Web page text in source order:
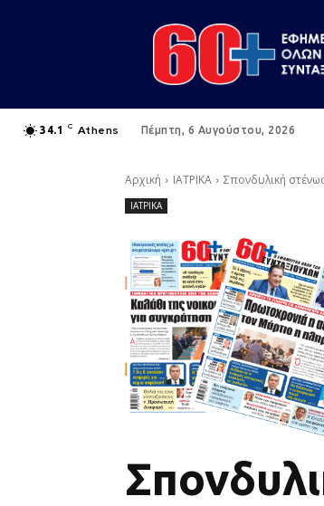
34.1 C Athens Πέμπτη, 6 Αυγούστου, 2026
Αρχική ΙΑΤΡΙΚΑ Σπονδυλική
ΙΑΤΡΙΚΑ